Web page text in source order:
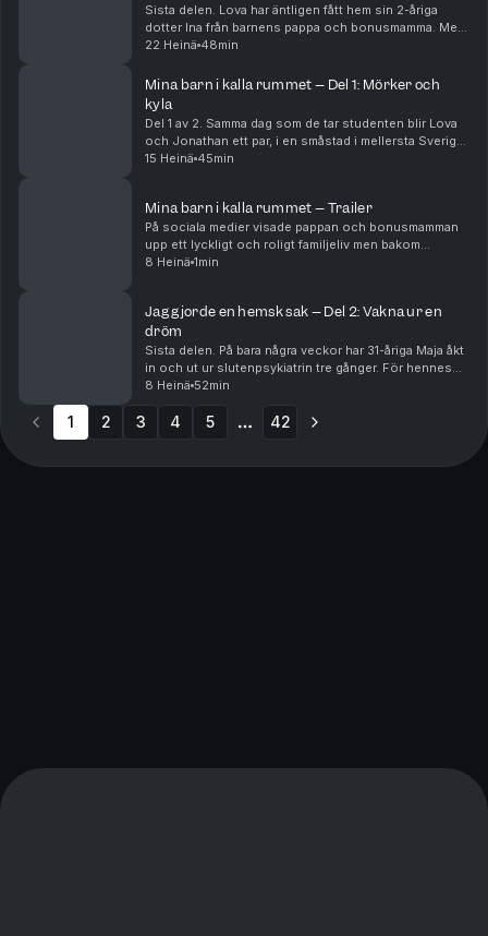
Sista delen. Lova har äntligen fått hem sin 2-åriga
dotter Ina från barnens pappa och bonusmamma. Men
när Lova får se det kraftiga blåmärket på baksidan av
22 Heinä 48min
Mina barn i kalla rummet – Del 1: Mörker och
kyla
Del 1 av 2. Samma dag som de tar studenten blir Lova
och Jonathan ett par, i en småstad i mellersta Sverige.
Knappt tre år senare har de två barn och en stor
15 Heinä 45min
Mina barn i kalla rummet – Trailer
På sociala medier visade pappan och bonusmamman
upp ett lyckligt och roligt familjeliv men bakom
kulisserna utsattes små barn för hänsynslöst våld av
8 Heinä 1min
Jag gjorde en hemsk sak – Del 2: Vakna ur en
dröm
Sista delen. På bara några veckor har 31-åriga Maja åkt
in och ut ur slutenpsykiatrin tre gånger. För hennes
nära och kära är det uppenbart att hon inte är sig själv,
utan befinner sig i en psykos. Me...
8 Heinä 52min
1 2 3 4 5 42